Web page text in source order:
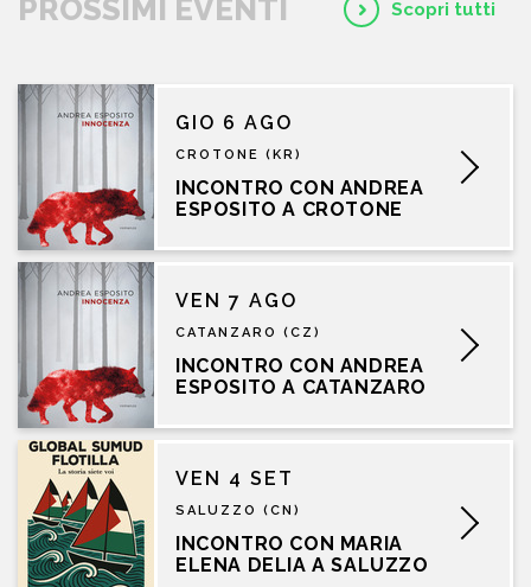
PROSSIMI EVENTI Scopri tutti
GIO 6 AGO
CROTONE (KR)
INCONTRO CON ANDREA
ESPOSITO A CROTONE
VEN 7 AGO
CATANZARO (CZ)
INCONTRO CON ANDREA
ESPOSITO A CATANZARO
VEN 4 SET
SALUZZO (CN)
INCONTRO CON MARIA
ELENA DELIA A SALUZZO